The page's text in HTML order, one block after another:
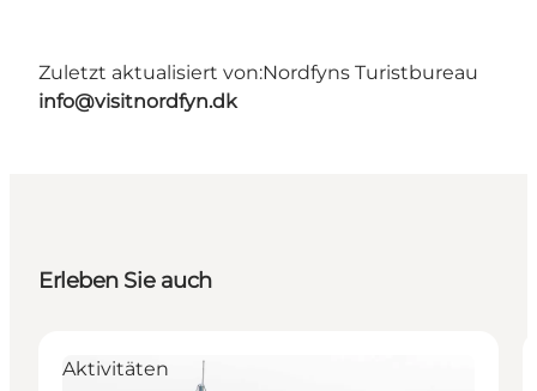
Zuletzt aktualisiert von:Nordfyns Turistbureau
info@visitnordfyn.dk
Erleben Sie auch
Aktivitäten